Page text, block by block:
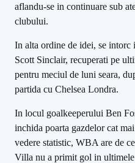
aflandu-se in continuare sub
clubului.
In alta ordine de idei, se
Scott Sinclair, recuperati pe
pentru meciul de luni seara,
partida cu Chelsea Londra.
In locul goalkeeperului Ben
inchida poarta gazdelor cat
vedere statistic, WBA are de
Villa nu a primit gol in